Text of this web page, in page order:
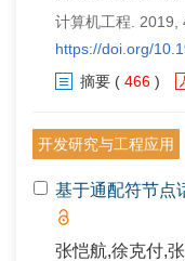
计算机工程. 2019,
https://doi.org/
摘要 ( 466 )
开发研究与工程应用
基于通配符节点
张恺航,徐克付,